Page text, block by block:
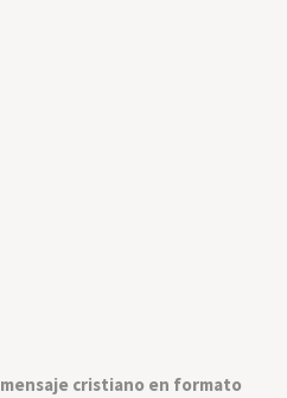
mensaje cristiano en formato